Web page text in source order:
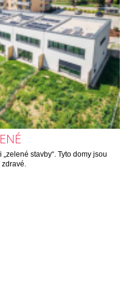
stavby“. Tyto domy jsou